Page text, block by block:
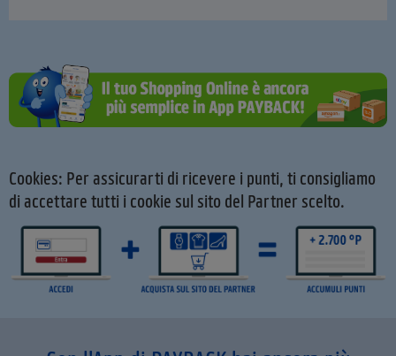
Cookies: Per assicurarti di ricevere i punti, ti consigliamo
di accettare tutti i cookie sul sito del Partner scelto.